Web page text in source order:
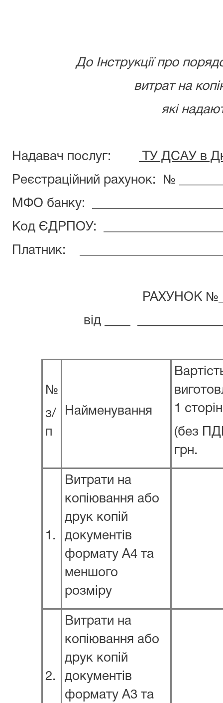
До Інструкції про
витрат на
які
Надавач послуг:
ТУ ДСАУ в
Реєстраційний рахунок: №
МФО банку:
Код ЄДРПОУ:
Платник:
РАХУНОК
від ____
№
з/
п
Найменування
1
(без
грн.
1.
Витрати на
копіювання або
друк копій
документів
формату А4 та
меншого
розміру
2.
Витрати на
копіювання або
друк копій
документів
формату А3 та